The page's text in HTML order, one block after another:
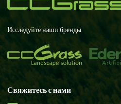
Исследуйте наши бренды
Свяжитесь с нами